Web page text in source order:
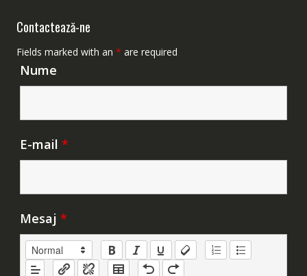
Contactează-ne
Fields marked with an * are required
Nume
E-mail *
Mesaj *